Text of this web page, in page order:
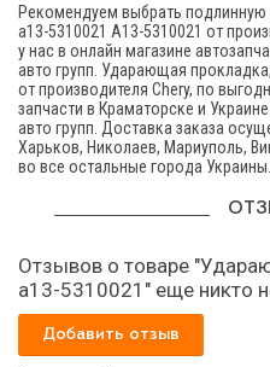
Рекомендуем выбрать
а13-5310021 A13-5310021 от
у нас в онлайн магазине
авто групп. Ударающая
от производителя Chery, по
запчасти в Краматорске и
авто групп. Доставка заказа
Харьков, Николаев, Мариуполь,
во все остальные города Украины.
Отзывов о товаре
а13-5310021" еще никто
Добавить отзыв